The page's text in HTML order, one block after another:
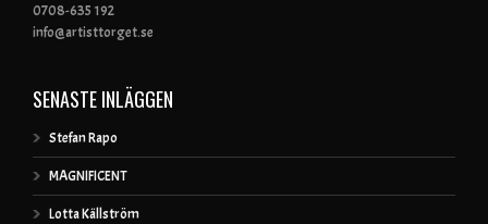
0708-635 192
info@artisttorget.se
SENASTE INLÄGGEN
Stefan Rapo
MAGNIFICENT
Lotta Källström